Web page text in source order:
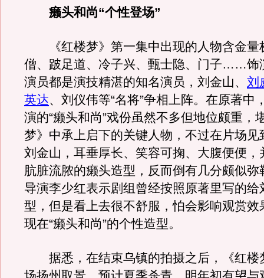
癞头和尚“个性登场”
《红楼梦》第一集中出现的人物含金量
僧、跛足道、冷子兴、甄士隐、门子……饰
演员都是演技精湛的知名演员，刘金山、 刘
英达、刘仪伟等“名将”争相上阵。在原著中
演的“癞头和尚”戏份虽然不多但地位颇重，
梦》中承上启下的关键人物，不过在片场见
刘金山，耳垂厚长、笑容可掬、大腹便便，
肮脏流脓的癞头造型，反而倒有几分颇似弥
导演李少红表示剧组曾经按照原著里写的给
型，但是看上去很不舒服，怕会影响观赏效
现在“癞头和尚”的个性造型。
据悉，在结束乌镇的拍摄之后，《红楼